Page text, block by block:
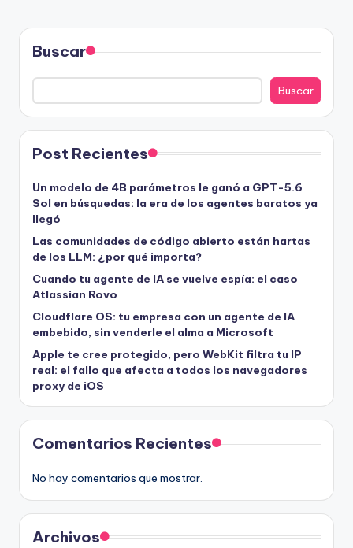
Buscar
Buscar
Post Recientes
Un modelo de 4B parámetros le ganó a GPT-5.6
Sol en búsquedas: la era de los agentes baratos ya
llegó
Las comunidades de código abierto están hartas
de los LLM: ¿por qué importa?
Cuando tu agente de IA se vuelve espía: el caso
Atlassian Rovo
Cloudflare OS: tu empresa con un agente de IA
embebido, sin venderle el alma a Microsoft
Apple te cree protegido, pero WebKit filtra tu IP
real: el fallo que afecta a todos los navegadores
proxy de iOS
Comentarios Recientes
No hay comentarios que mostrar.
Archivos